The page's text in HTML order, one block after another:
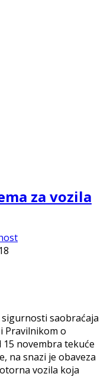
za vozila
saobraćaja
Pravilnikom o
novembra tekuće
na snazi je obaveza
vozila koja